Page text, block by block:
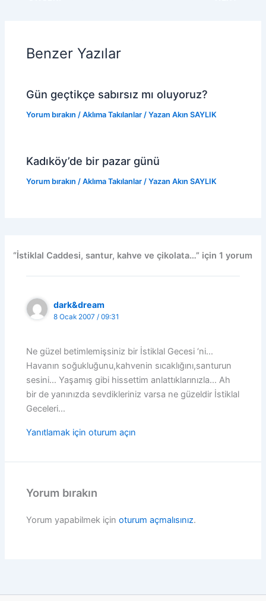
Benzer Yazılar
Gün geçtikçe sabırsız mı oluyoruz?
Yorum bırakın /Aklıma Takılanlar / Yazan Akın SAYLIK
Kadıköy’de bir pazar günü
Yorum bırakın /Aklıma Takılanlar / Yazan Akın SAYLIK
“İstiklal Caddesi, santur, kahve ve çikolata…” için 1 yorum
dark&dream
8 Ocak 2007 / 09:31
Ne güzel betimlemişsiniz bir İstiklal Gecesi ‘ni…
Havanın soğukluğunu,kahvenin sıcaklığını,santurun
sesini… Yaşamış gibi hissettim anlattıklarınızla… Ah
bir de yanınızda sevdikleriniz varsa ne güzeldir İstiklal
Geceleri…
Yanıtlamak için oturum açın
Yorum bırakın
Yorum yapabilmek içinoturum açmalısınız.